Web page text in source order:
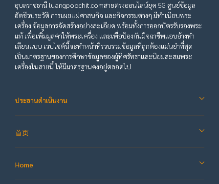
อุบลราชธานี luangpoochit.comสายตรงออนไลน์ยุค 5G ศูนย์ข้อมูล
อัตชีวประวัติ การเผยแผ่ศาสนกิจ และกิจกรรมต่างๆ มีทำเนียบพระ
เครื่อง ข้อมูลการจัดสร้างอย่างละเอียด พร้อมทั้งการออกบัตรรับรองพระ
แท้ เพื่อเพิ่มมูลค่าให้พระเครื่อง และเพื่อป้องกันมิจฉาชีพแอบอ้างทำ
เลียนแบบ เวบไซต์นี้จะทำหน้าที่รวบรวมข้อมูลที่ถูกต้องแม่นยำที่สุด
เป็นมาตรฐานของการศึกษาข้อมูลของผู้ที่ศรัทธาและนิยมสะสมพระ
เครื่องในสายนี้ ให้มีมาตรฐานคงอยู่ตลอดไป
ประธานดำเนินงาน
首页
Home